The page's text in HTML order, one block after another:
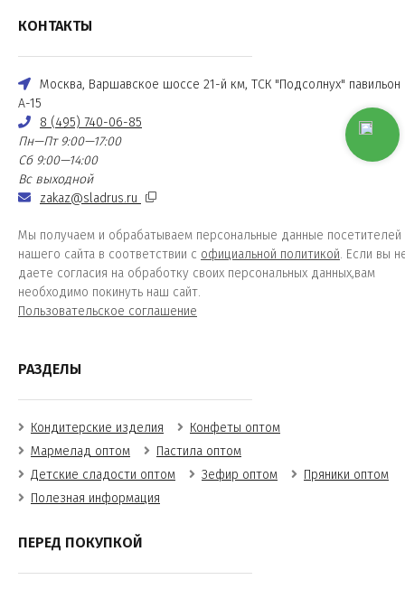
КОНТАКТЫ
Москва, Варшавское шоссе 21-й км, ТСК "Подсолнух" павильон
А-15
8 (495) 740-06-85
Пн—Пт 9:00—17:00
Сб 9:00—14:00
Вс выходной
zakaz@sladrus.ru
Мы получаем и обрабатываем персональные данные посетителей
нашего сайта в соответствии с официальной политикой. Если вы
даете согласия на обработку своих персональных данных,вам
необходимо покинуть наш сайт.
Пользовательское соглашение
РАЗДЕЛЫ
Кондитерские изделия
Конфеты оптом
Мармелад оптом
Пастила оптом
Детские сладости оптом
Зефир оптом
Пряники оптом
Полезная информация
ПЕРЕД ПОКУПКОЙ